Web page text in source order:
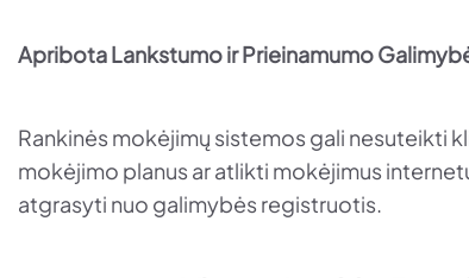
Apribota Lankstumo ir Prieinamumo
Rankinės mokėjimų sistemos gali nesuteikti
mokėjimo planus ar atlikti mokėjimus
atgrasyti nuo galimybės registruotis.